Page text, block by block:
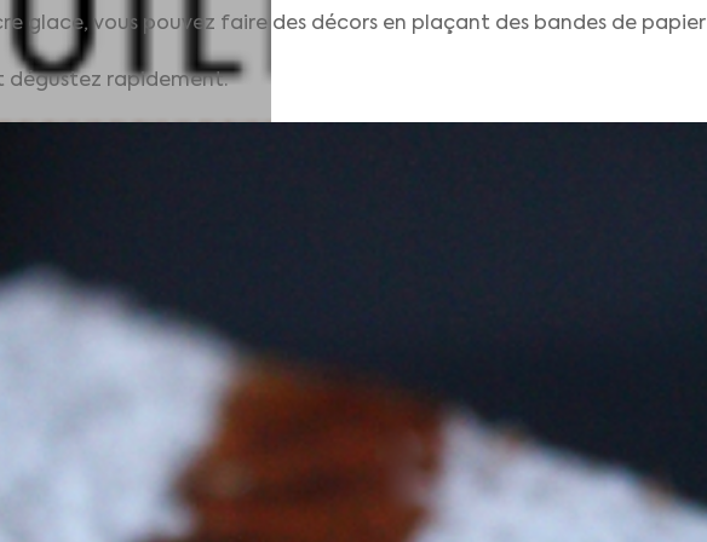
glace, vous pouvez faire des décors en plaçant des bandes de
dégustez rapidement.